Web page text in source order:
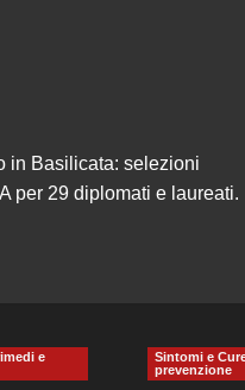
in Basilicata: selezioni
per 29 diplomati e laureati.
e
Sintomi e
prevenzione